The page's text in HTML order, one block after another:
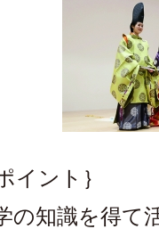
イント｝
の知識を得て